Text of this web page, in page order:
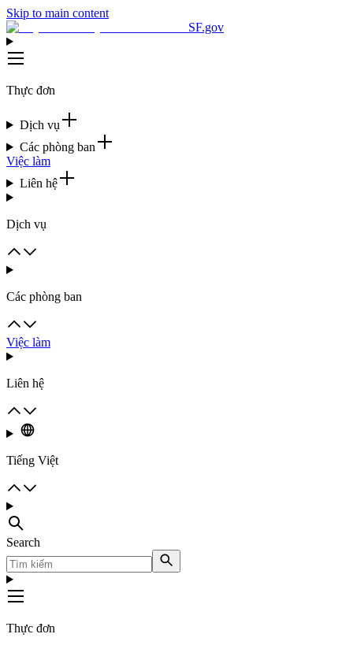
Skip to main content
SF.gov
Thực đơn
Dịch vụ
Các phòng ban
Việc làm
Liên hệ
Dịch vụ
Các phòng ban
Việc làm
Liên hệ
Tiếng Việt
Search
Thực đơn